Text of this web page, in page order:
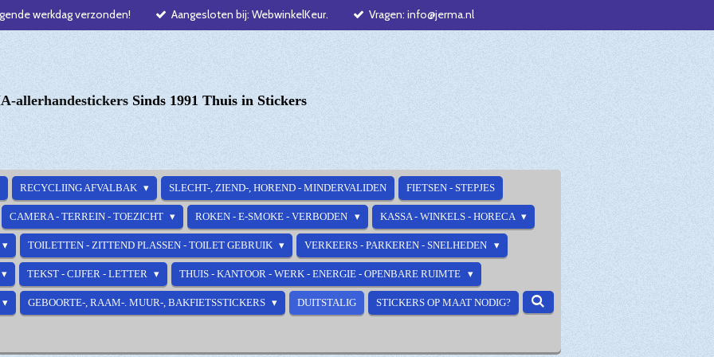
werkdag verzonden! Aangesloten bij: WebwinkelKeur. Vragen: info@jerma.nl
allerhandestickers Sinds 1991 Thuis in Stickers
RECYCLIING AFVALBAK SLECHT-, ZIEND-, HOREND - MINDERVALIDEN FIETSEN - STEPJES
CAMERA - TERREIN - TOEZICHT ROKEN - E-SMOKE - VERBODEN KASSA - WINKELS - HORECA
TOILETTEN - ZITTEND PLASSEN - TOILET GEBRUIK VERKEERS - PARKEREN - SNELHEDEN
TEKST - CIJFER - LETTER THUIS - KANTOOR - WERK - ENERGIE - OPENBARE RUIMTE
GEBOORTE-, RAAM-. MUUR-, BAKFIETSSTICKERS DUITSTALIG STICKERS OP MAAT NODIG?